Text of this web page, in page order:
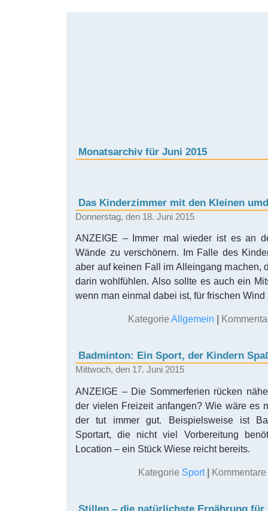
Monatsarchiv für Juni 2015
Das Kinderzimmer mit den Kleinen
Donnerstag, den 18. Juni 2015
ANZEIGE – Immer mal wieder ist es an
Wände zu verschönern. Im Falle des
aber auf keinen Fall im Alleingang machen,
darin wohlfühlen. Also sollte es auch ein
wenn man einmal dabei ist, für frischen Wind
Kategorie Allgemein
Badminton: Ein Sport, der Kindern
Mittwoch, den 17. Juni 2015
ANZEIGE – Die Sommerferien rücken
der vielen Freizeit anfangen? Wie wäre es
der tut immer gut. Beispielsweise ist
Sportart, die nicht viel Vorbereitung
Location – ein Stück Wiese reicht bereits.
Kategorie Sport |
Stillen – die natürlichste Ernährung für